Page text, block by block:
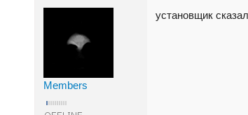
Members
установщик